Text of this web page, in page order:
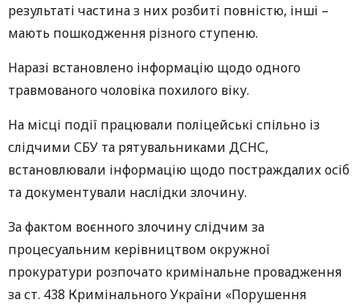
результаті частина з них розбиті повністю, інші –
мають пошкодження різного ступеню.
Наразі встановлено інформацію щодо одного
травмованого чоловіка похилого віку.
На місці події працювали поліцейські спільно із
слідчими СБУ та рятувальниками ДСНС,
встановлювали інформацію щодо постраждалих осіб
та документували наслідки злочину.
За фактом воєнного злочину слідчим за
процесуальним керівництвом окружної
прокуратури розпочато кримінальне провадження
за ст. 438 Кримінального України «Порушення